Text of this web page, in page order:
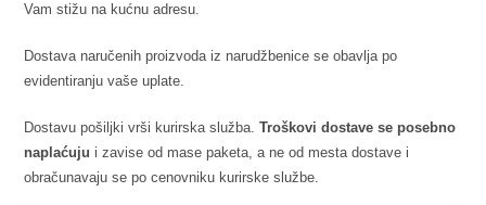
Vam stižu na kućnu adresu.
Dostava naručenih proizvoda iz narudžbenice se obavlja po
evidentiranju vaše uplate.
Dostavu pošiljki vrši kurirska služba.Troškovi dostave se posebno
naplaćuju i zavise od mase paketa, a ne od mesta dostave i
obračunavaju se po cenovniku kurirske službe.